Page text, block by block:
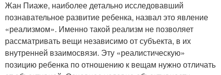
Жан Пиаже, наиболее детально исследовавший
познавательное развитие ребенка, назвал это явление
«реализмом». Именно такой реализм не позволяет
рассматривать вещи независимо от субъекта, в их
внутренней взаимосвязи. Эту «реалистическую»
позицию ребенка по отношению к вещам нужно отличать